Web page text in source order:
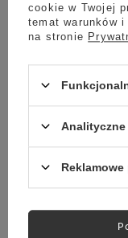
Sitko dyfuzyjne do
grubość 1,7mm
cookie w Twojej
temat warunków
na stronie